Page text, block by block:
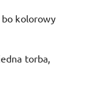
kolorowy
torba,